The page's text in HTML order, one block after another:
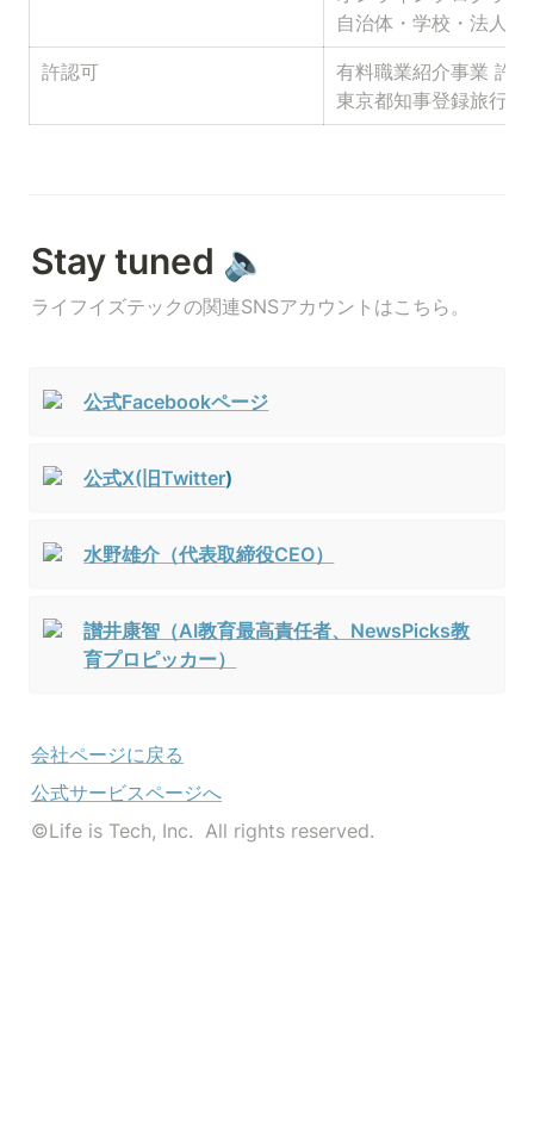
自治体・学校・法人
許認可
有料職業紹介事業 許
東京都知事登録旅行
Stay tuned 🔈
ライフイズテックの関連SNSアカウントはこちら。
公式Facebookページ
公式X(旧Twitter)
水野雄介（代表取締役CEO）
讃井康智（AI教育最高責任者、NewsPicks教
育プロピッカー）
会社ページに戻る
公式サービスページへ
©️Life is Tech, Inc.  All rights reserved.